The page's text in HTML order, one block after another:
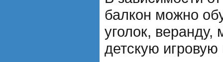
балкон можно
уголок,
детскую игровую